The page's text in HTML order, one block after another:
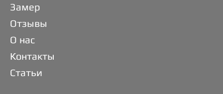
Замер
Отзывы
О нас
Контакты
Статьи